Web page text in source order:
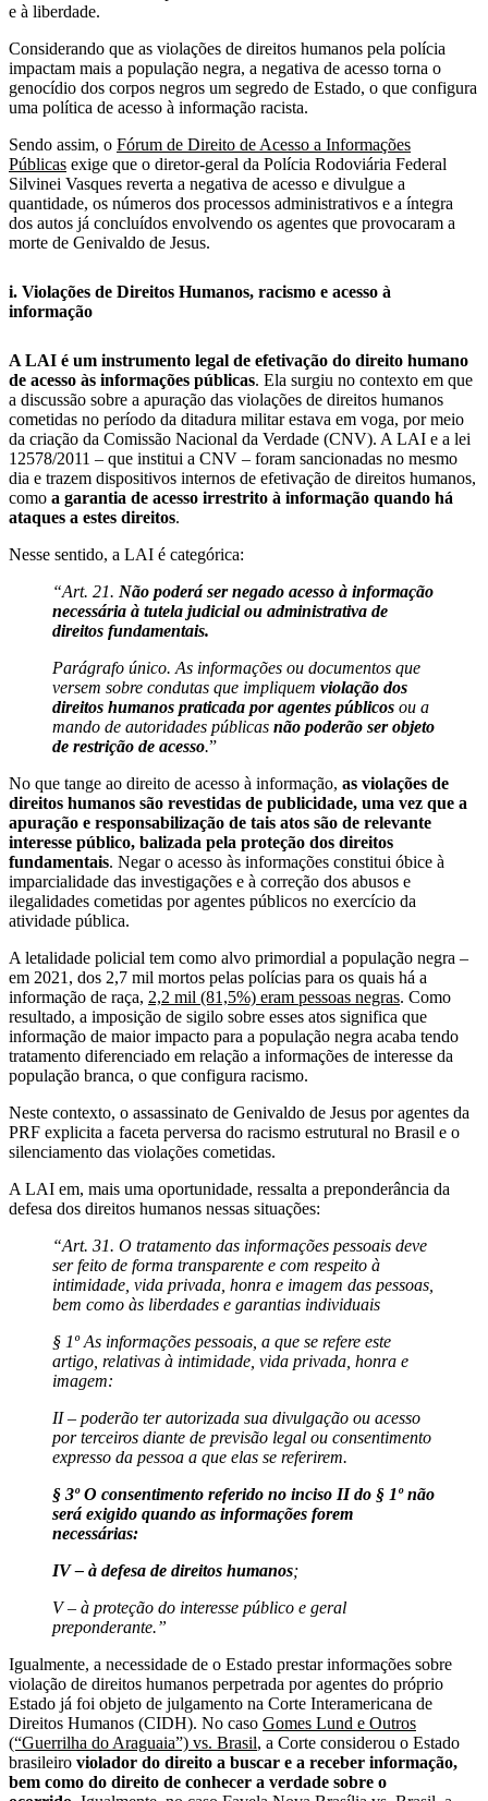
e à liberdade.
Considerando que as violações de direitos humanos pela polícia
impactam mais a população negra, a negativa de acesso torna o
genocídio dos corpos negros um segredo de Estado, o que configura
uma política de acesso à informação racista.
Sendo assim, o Fórum de Direito de Acesso a Informações
Públicas exige que o diretor-geral da Polícia Rodoviária Federal
Silvinei Vasques reverta a negativa de acesso e divulgue a
quantidade, os números dos processos administrativos e a íntegra
dos autos já concluídos envolvendo os agentes que provocaram a
morte de Genivaldo de Jesus.
i. Violações de Direitos Humanos, racismo e acesso à
informação
A LAI é um instrumento legal de efetivação do direito humano
de acesso às informações públicas. Ela surgiu no contexto em que
a discussão sobre a apuração das violações de direitos humanos
cometidas no período da ditadura militar estava em voga, por meio
da criação da Comissão Nacional da Verdade (CNV). A LAI e a lei
12578/2011 – que institui a CNV – foram sancionadas no mesmo
dia e trazem dispositivos internos de efetivação de direitos humanos,
como a garantia de acesso irrestrito à informação quando há
ataques a estes direitos.
Nesse sentido, a LAI é categórica:
“Art. 21. Não poderá ser negado acesso à informação
necessária à tutela judicial ou administrativa de
direitos fundamentais.
Parágrafo único. As informações ou documentos que
versem sobre condutas que impliquem violação dos
direitos humanos praticada por agentes públicos ou a
mando de autoridades públicas não poderão ser objeto
de restrição de acesso.”
No que tange ao direito de acesso à informação, as violações de
direitos humanos são revestidas de publicidade, uma vez que a
apuração e responsabilização de tais atos são de relevante
interesse público, balizada pela proteção dos direitos
fundamentais. Negar o acesso às informações constitui óbice à
imparcialidade das investigações e à correção dos abusos e
ilegalidades cometidas por agentes públicos no exercício da
atividade pública.
A letalidade policial tem como alvo primordial a população negra –
em 2021, dos 2,7 mil mortos pelas polícias para os quais há a
informação de raça, 2,2 mil (81,5%) eram pessoas negras. Como
resultado, a imposição de sigilo sobre esses atos significa que
informação de maior impacto para a população negra acaba tendo
tratamento diferenciado em relação a informações de interesse da
população branca, o que configura racismo.
Neste contexto, o assassinato de Genivaldo de Jesus por agentes da
PRF explicita a faceta perversa do racismo estrutural no Brasil e o
silenciamento das violações cometidas.
A LAI em, mais uma oportunidade, ressalta a preponderância da
defesa dos direitos humanos nessas situações:
“Art. 31. O tratamento das informações pessoais deve
ser feito de forma transparente e com respeito à
intimidade, vida privada, honra e imagem das pessoas,
bem como às liberdades e garantias individuais
§ 1º As informações pessoais, a que se refere este
artigo, relativas à intimidade, vida privada, honra e
imagem:
II – poderão ter autorizada sua divulgação ou acesso
por terceiros diante de previsão legal ou consentimento
expresso da pessoa a que elas se referirem.
§ 3º O consentimento referido no inciso II do § 1º não
será exigido quando as informações forem
necessárias:
IV – à defesa de direitos humanos;
V – à proteção do interesse público e geral
preponderante.”
Igualmente, a necessidade de o Estado prestar informações sobre
violação de direitos humanos perpetrada por agentes do próprio
Estado já foi objeto de julgamento na Corte Interamericana de
Direitos Humanos (CIDH). No caso Gomes Lund e Outros
(“Guerrilha do Araguaia”) vs. Brasil, a Corte considerou o Estado
brasileiro violador do direito a buscar e a receber informação,
bem como do direito de conhecer a verdade sobre o